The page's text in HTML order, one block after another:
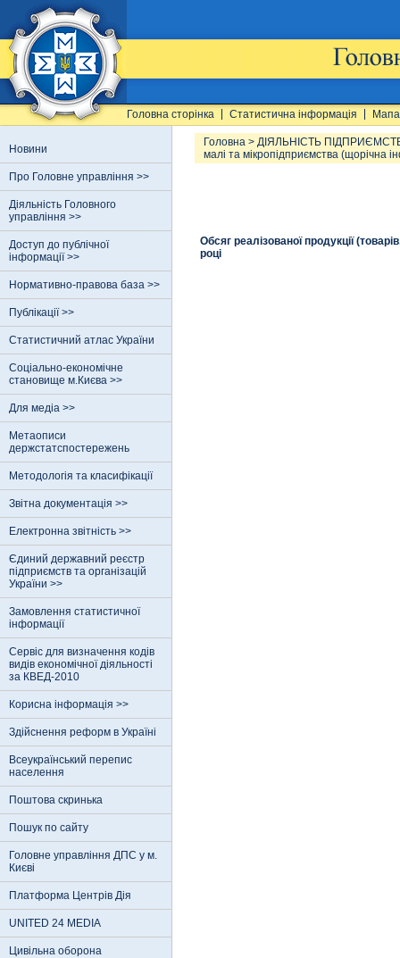
Головна сторінка Статистична інформація
Новини
Про Головне управління >>
Діяльність Головного
управління >>
Доступ до публічної
інформації >>
Нормативно-правова база >>
Публікації >>
Статистичний атлас України
Соціально-економічне
становище м.Києва >>
Для медіа >>
Метаописи
держстатспостережень
Методологія та класифікації
Звітна документація >>
Електронна звітність >>
Єдиний державний реєстр
пiдприємств та органiзацiй
України >>
Замовлення статистичної
інформації
Сервіс для визначення кодів
видів економічної діяльності
за КВЕД-2010
Корисна інформація >>
Здійснення реформ в Україні
Всеукраїнський перепис
населення
Поштова скринька
Пошук по сайту
Головне управління ДПС у м.
Києві
Платформа Центрів Дія
UNITED 24 MEDIA
Цивільна оборона
Головна > ДІЯЛЬНІСТЬ
малі та мікропідприємства (щорічна
Обсяг реалізованої продукції
році